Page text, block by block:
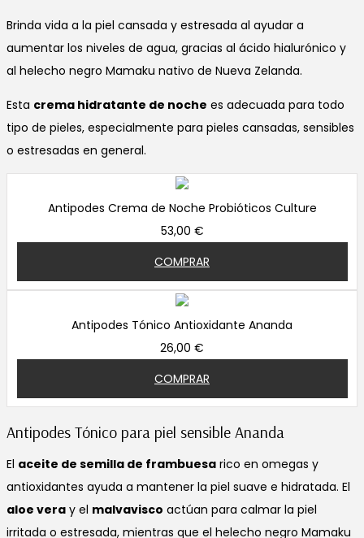
Brinda vida a la piel cansada y estresada al ayudar a
aumentar los niveles de agua, gracias al ácido hialurónico y
al helecho negro Mamaku nativo de Nueva Zelanda.
Esta crema hidratante de noche es adecuada para todo
tipo de pieles, especialmente para pieles cansadas, sensibles
o estresadas en general.
Antipodes Crema de Noche Probióticos Culture
53,00 €
COMPRAR
Antipodes Tónico Antioxidante Ananda
26,00 €
COMPRAR
Antipodes Tónico para piel sensible Ananda
El aceite de semilla de frambuesa rico en omegas y
antioxidantes ayuda a mantener la piel suave e hidratada. El
aloe vera y el malvavisco actúan para calmar la piel
irritada o estresada, mientras que el helecho negro Mamaku